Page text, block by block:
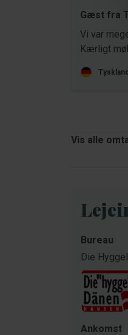
Gæst fra
Vi var
Kærligt
Tyskland
Vis alle
Bureau
Die
Ankomst